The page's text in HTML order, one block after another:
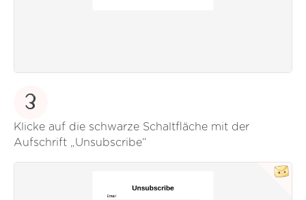
3
Klicke auf die schwarze Schaltfläche mit der
Aufschrift „Unsubscribe“